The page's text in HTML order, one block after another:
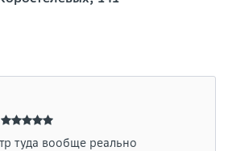
туда вообще реально